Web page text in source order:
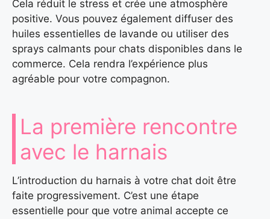
Cela réduit le stress et crée une atmosphère
positive. Vous pouvez également diffuser des
huiles essentielles de lavande ou utiliser des
sprays calmants pour chats disponibles dans le
commerce. Cela rendra l’expérience plus
agréable pour votre compagnon.
La première rencontre
avec le harnais
L’introduction du harnais à votre chat doit être
faite progressivement. C’est une étape
essentielle pour que votre animal accepte ce